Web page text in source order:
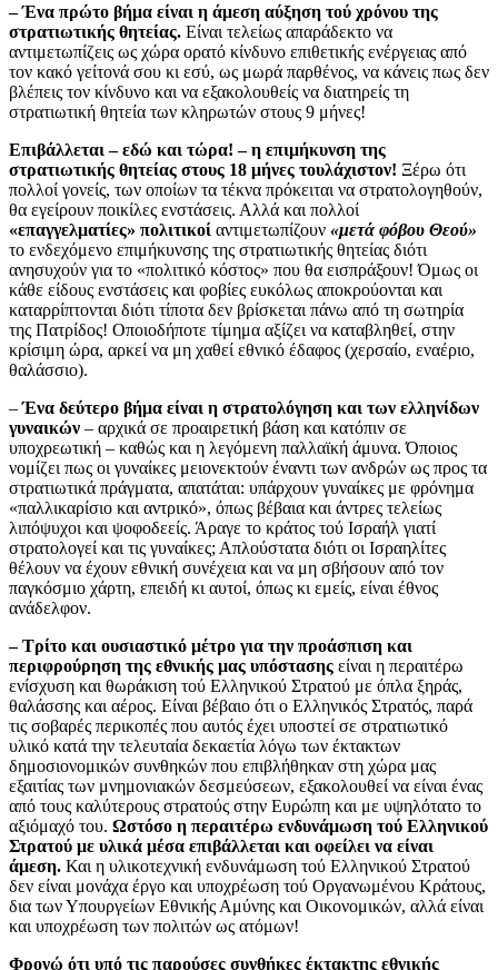
– Ένα πρώτο βήμα είναι η άμεση αύξηση τού χρόνου της
στρατιωτικής θητείας. Είναι τελείως απαράδεκτο να
αντιμετωπίζεις ως χώρα ορατό κίνδυνο επιθετικής ενέργειας από
τον κακό γείτονά σου κι εσύ, ως μωρά παρθένος, να κάνεις πως δεν
βλέπεις τον κίνδυνο και να εξακολουθείς να διατηρείς τη
στρατιωτική θητεία των κληρωτών στους 9 μήνες!
Επιβάλλεται – εδώ και τώρα! – η επιμήκυνση της
στρατιωτικής θητείας στους 18 μήνες τουλάχιστον! Ξέρω ότι
πολλοί γονείς, των οποίων τα τέκνα πρόκειται να στρατολογηθούν,
θα εγείρουν ποικίλες ενστάσεις. Αλλά και πολλοί
«επαγγελματίες» πολιτικοί αντιμετωπίζουν «μετά φόβου Θεού»
το ενδεχόμενο επιμήκυνσης της στρατιωτικής θητείας διότι
ανησυχούν για το «πολιτικό κόστος» που θα εισπράξουν! Όμως οι
κάθε είδους ενστάσεις και φοβίες ευκόλως αποκρούονται και
καταρρίπτονται διότι τίποτα δεν βρίσκεται πάνω από τη σωτηρία
της Πατρίδος! Οποιοδήποτε τίμημα αξίζει να καταβληθεί, στην
κρίσιμη ώρα, αρκεί να μη χαθεί εθνικό έδαφος (χερσαίο, εναέριο,
θαλάσσιο).
–Ένα δεύτερο βήμα είναι η στρατολόγηση και των ελληνίδων
γυναικών – αρχικά σε προαιρετική βάση και κατόπιν σε
υποχρεωτική – καθώς και η λεγόμενη παλλαϊκή άμυνα. Όποιος
νομίζει πως οι γυναίκες μειονεκτούν έναντι των ανδρών ως προς τα
στρατιωτικά πράγματα, απατάται: υπάρχουν γυναίκες με φρόνημα
«παλλικαρίσιο και αντρικό», όπως βέβαια και άντρες τελείως
λιπόψυχοι και ψοφοδεείς. Άραγε το κράτος τού Ισραήλ γιατί
στρατολογεί και τις γυναίκες; Απλούστατα διότι οι Ισραηλίτες
θέλουν να έχουν εθνική συνέχεια και να μη σβήσουν από τον
παγκόσμιο χάρτη, επειδή κι αυτοί, όπως κι εμείς, είναι έθνος
ανάδελφον.
– Τρίτο και ουσιαστικό μέτρο για την προάσπιση και
περιφρούρηση της εθνικής μας υπόστασης είναι η περαιτέρω
ενίσχυση και θωράκιση τού Ελληνικού Στρατού με όπλα ξηράς,
θαλάσσης και αέρος. Είναι βέβαιο ότι ο Ελληνικός Στρατός, παρά
τις σοβαρές περικοπές που αυτός έχει υποστεί σε στρατιωτικό
υλικό κατά την τελευταία δεκαετία λόγω των έκτακτων
δημοσιονομικών συνθηκών που επιβλήθηκαν στη χώρα μας
εξαιτίας των μνημονιακών δεσμεύσεων, εξακολουθεί να είναι ένας
από τους καλύτερους στρατούς στην Ευρώπη και με υψηλότατο το
αξιόμαχό του. Ωστόσο η περαιτέρω ενδυνάμωση τού Ελληνικού
Στρατού με υλικά μέσα επιβάλλεται και οφείλει να είναι
άμεση. Και η υλικοτεχνική ενδυνάμωση τού Ελληνικού Στρατού
δεν είναι μονάχα έργο και υποχρέωση τού Οργανωμένου Κράτους,
δια των Υπουργείων Εθνικής Αμύνης και Οικονομικών, αλλά είναι
και υποχρέωση των πολιτών ως ατόμων!
Φρονώ ότι υπό τις παρούσες συνθήκες έκτακτης εθνικής